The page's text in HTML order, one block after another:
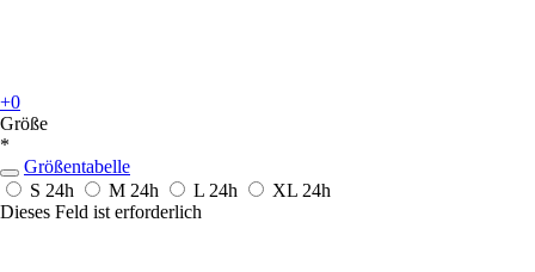
+0
Größe
*
Größentabelle
S 24h M 24h L 24h XL 24h
Dieses Feld ist erforderlich